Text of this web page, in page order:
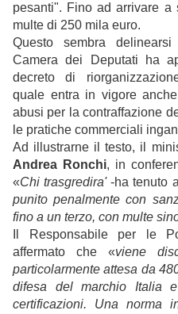
pesanti". Fino ad arrivare a
multe di 250 mila euro.
Questo sembra
Camera dei Deputati ha
decreto di
quale entra in vigore
abusi per la contraffazione
le pratiche commerciali
Ad illustrarne il testo, il
Andrea Ronchi, in
«Chi trasgredira'-ha tenuto
punito penalmente con
fino a un terzo, con multe
Il Responsabile per le
affermato che «viene
particolarmente attesa da
difesa del marchio Italia
certificazioni. Una norma